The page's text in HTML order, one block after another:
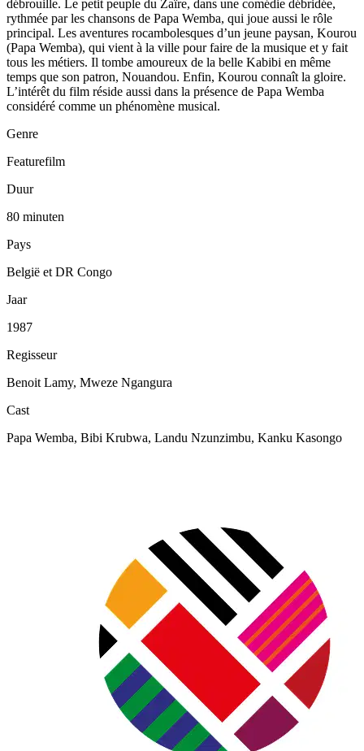
débrouille. Le petit peuple du Zaïre, dans une comédie débridée,
rythmée par les chansons de Papa Wemba, qui joue aussi le rôle
principal. Les aventures rocambolesques d’un jeune paysan, Kourou
(Papa Wemba), qui vient à la ville pour faire de la musique et y fait
tous les métiers. Il tombe amoureux de la belle Kabibi en même
temps que son patron, Nouandou. Enfin, Kourou connaît la gloire.
L’intérêt du film réside aussi dans la présence de Papa Wemba
considéré comme un phénomène musical.
Genre
Featurefilm
Duur
80 minuten
Pays
België et DR Congo
Jaar
1987
Regisseur
Benoit Lamy, Mweze Ngangura
Cast
Papa Wemba, Bibi Krubwa, Landu Nzunzimbu, Kanku Kasongo